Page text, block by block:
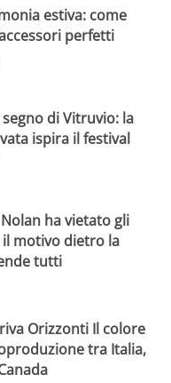
estiva: come
perfetti
segno di Vitruvio: la
ispira il festival
ha vietato gli
il motivo dietro la
tutti
Orizzonti Il colore
tra Italia,